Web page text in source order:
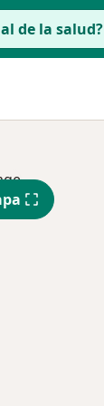
de la salud?